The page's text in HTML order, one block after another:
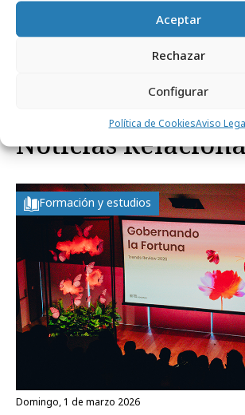
Aceptar
Rechazar
Configurar
Política de CookiesAviso
Noticias
Formación y estudios
domingo, 1 de marzo 2026